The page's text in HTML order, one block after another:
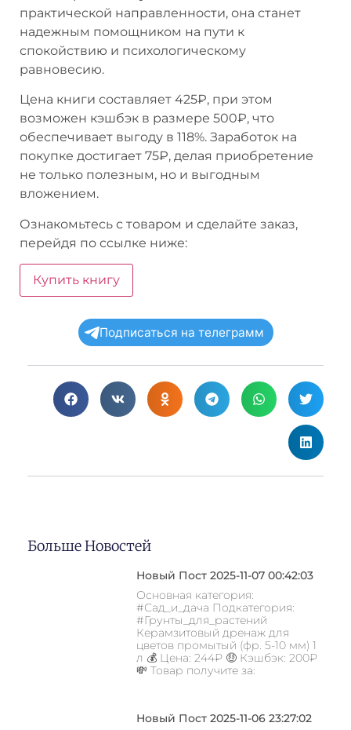
практической направленности, она станет
надежным помощником на пути к
спокойствию и психологическому
равновесию.
Цена книги составляет 425₽, при этом
возможен кэшбэк в размере 500₽, что
обеспечивает выгоду в 118%. Заработок на
покупке достигает 75₽, делая приобретение
не только полезным, но и выгодным
вложением.
Ознакомьтесь с товаром и сделайте заказ,
перейдя по ссылке ниже:
Купить книгу
Подписаться на телеграмм
Больше Новостей
Новый Пост 2025-11-07 00:42:03
Основная категория:
#Сад_и_дача Подкатегория:
#Грунты_для_растений
Керамзитовый дренаж для
цветов промытый (фр. 5-10 мм) 1
л 💰 Цена: 244₽ 🤑 Кэшбэк: 200₽
💸 Товар получите за:
Новый Пост 2025-11-06 23:27:02